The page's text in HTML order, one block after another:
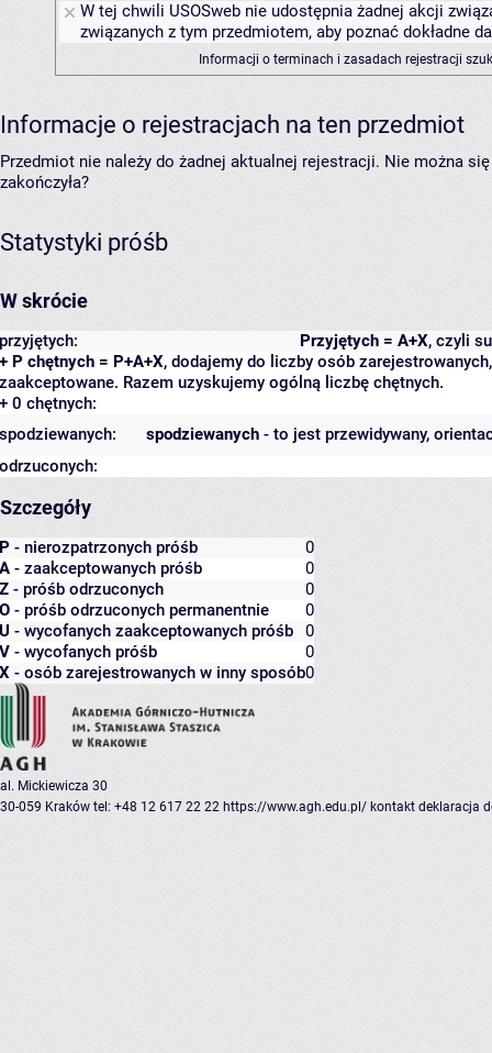
W tej chwili USOSweb nie udostępnia żadnej akcji
związanych z tym przedmiotem, aby poznać dokładne
Informacji o terminach i zasadach rejestracji
Informacje o rejestracjach na ten przedmiot
Przedmiot nie należy do żadnej aktualnej rejestracji. Nie można
zakończyła?
Statystyki próśb
W skrócie
Przyjętych = A+X, czyli
przyjętych:
+ P chętnych = P+A+X, dodajemy do liczby osób
zaakceptowane. Razem uzyskujemy ogólną liczbę chętnych.
+ 0 chętnych:
spodziewanych - to jest przewidywany,
spodziewanych:
odrzuconych:
Szczegóły
P - nierozpatrzonych próśb
0
A - zaakceptowanych próśb
0
Z - próśb odrzuconych
0
O - próśb odrzuconych permanentnie
0
U - wycofanych zaakceptowanych próśb
0
V - wycofanych próśb
0
X - osób zarejestrowanych w inny sposób0
al. Mickiewicza 30
30-059 Kraków tel: +48 12 617 22 22 https://www.agh.edu.pl/ kontakt deklaracja